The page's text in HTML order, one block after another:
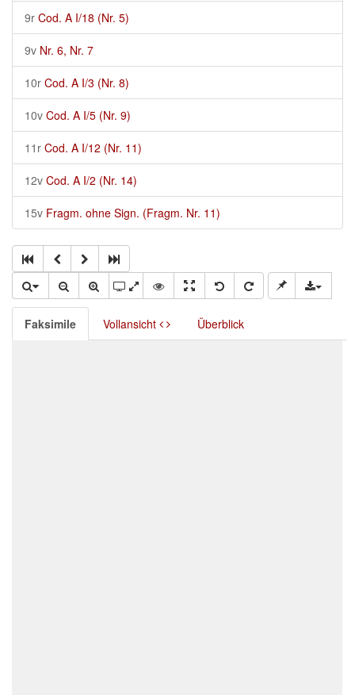
9r Cod. A I/18 (Nr. 5)
9v Nr. 6, Nr. 7
10r Cod. A I/3 (Nr. 8)
10v Cod. A I/5 (Nr. 9)
11r Cod. A I/12 (Nr. 11)
12v Cod. A I/2 (Nr. 14)
15v Fragm. ohne Sign. (Fragm. Nr. 11)
Faksimile Vollansicht Überblick